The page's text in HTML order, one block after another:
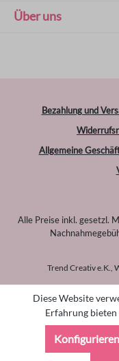
Über uns
Bezahlung und
Allgemeine
Alle Preise inkl. gesetzl.
Trend Creativ e.K.,
Diese Website
Erfahrung bieten
Konfigurieren